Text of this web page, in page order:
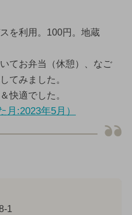
を利用。100円。地蔵
てお弁当（休憩）、なご
てみました。
快適でした。
:2023年5月）
1